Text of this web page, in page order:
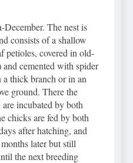
The nest is
consists of a shallow
petioles, covered in old-
and cemented with spider
thick branch or in an
ground. There the
incubated by both
chicks are fed by both
after hatching, and
later but still
the next breeding